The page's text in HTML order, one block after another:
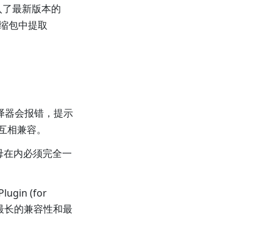
最新版本的
包中提取
会报错，提示
兼容。
内必须完全一
(for
的兼容性和最